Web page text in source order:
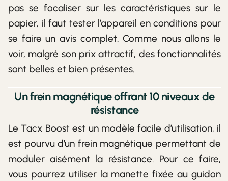
pas se focaliser sur les caractéristiques sur le
papier, il faut tester l’appareil en conditions pour
se faire un avis complet. Comme nous allons le
voir, malgré son prix attractif, des fonctionnalités
sont belles et bien présentes.
Un frein magnétique offrant 10 niveaux de
résistance
Le Tacx Boost est un modèle facile d’utilisation, il
est pourvu d’un frein magnétique permettant de
moduler aisément la résistance. Pour ce faire,
vous pourrez utiliser la manette fixée au guidon